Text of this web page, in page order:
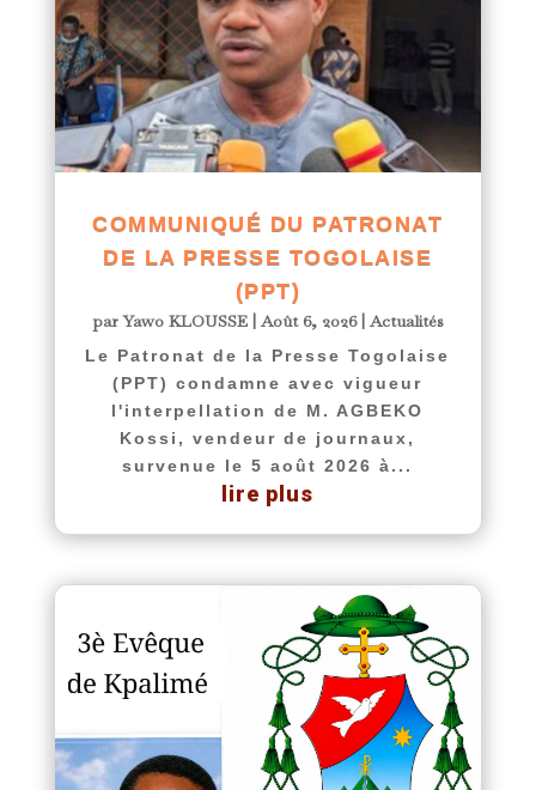
COMMUNIQUÉ DU PATRONAT
DE LA PRESSE TOGOLAISE
(PPT)
parYawo KLOUSSE|Août 6, 2026|Actualités
Le Patronat de la Presse Togolaise
(PPT) condamne avec vigueur
l'interpellation de M. AGBEKO
Kossi, vendeur de journaux,
survenue le 5 août 2026 à...
lire plus